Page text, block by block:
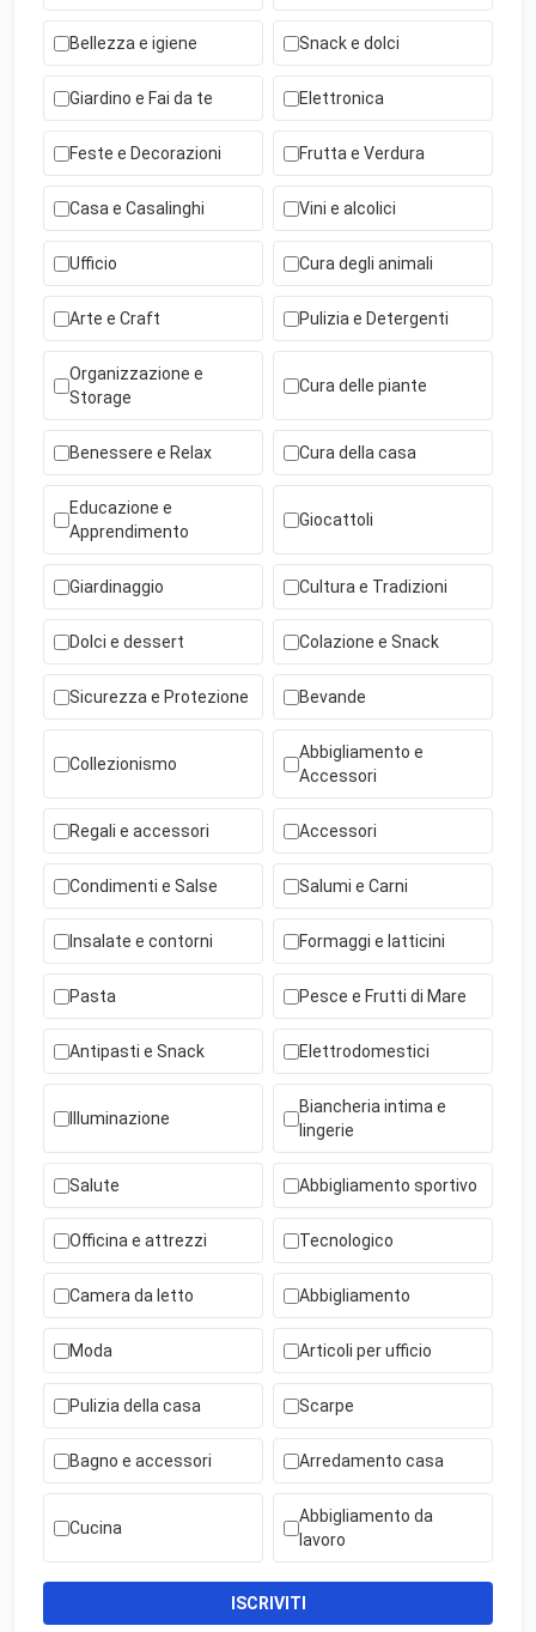
Bellezza e igiene Snack e dolci
Giardino e Fai da te Elettronica
Feste e Decorazioni Frutta e Verdura
Casa e Casalinghi Vini e alcolici
Ufficio Cura degli animali
Arte e Craft Pulizia e Detergenti
Organizzazione e
Storage
Cura delle piante
Benessere e Relax Cura della casa
Educazione e
Apprendimento
Giocattoli
Giardinaggio Cultura e Tradizioni
Dolci e dessert Colazione e Snack
Sicurezza e Protezione Bevande
Collezionismo
Abbigliamento e
Accessori
Regali e accessori Accessori
Condimenti e Salse Salumi e Carni
Insalate e contorni Formaggi e latticini
Pasta Pesce e Frutti di Mare
Antipasti e Snack Elettrodomestici
Illuminazione
Biancheria intima e
lingerie
Salute Abbigliamento sportivo
Officina e attrezzi Tecnologico
Camera da letto Abbigliamento
Moda Articoli per ufficio
Pulizia della casa Scarpe
Bagno e accessori Arredamento casa
Cucina
Abbigliamento da
lavoro
ISCRIVITI